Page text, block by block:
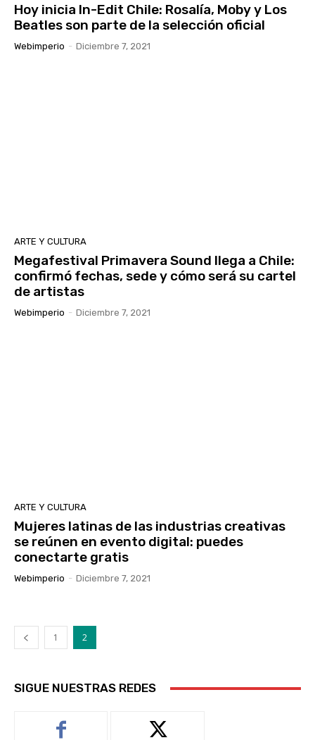
Hoy inicia In-Edit Chile: Rosalía, Moby y Los
Beatles son parte de la selección oficial
Webimperio - Diciembre 7, 2021
ARTE Y CULTURA
Megafestival Primavera Sound llega a Chile:
confirmó fechas, sede y cómo será su cartel
de artistas
Webimperio - Diciembre 7, 2021
ARTE Y CULTURA
Mujeres latinas de las industrias creativas
se reúnen en evento digital: puedes
conectarte gratis
Webimperio - Diciembre 7, 2021
1 2
SIGUE NUESTRAS REDES